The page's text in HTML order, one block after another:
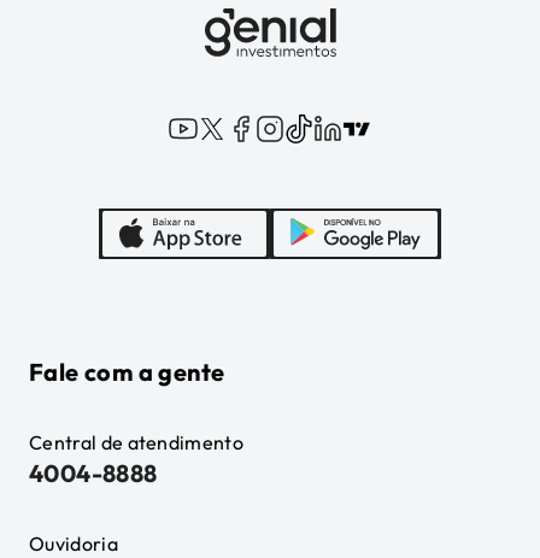
Fale com a gente
Central de atendimento
4004-8888
Ouvidoria